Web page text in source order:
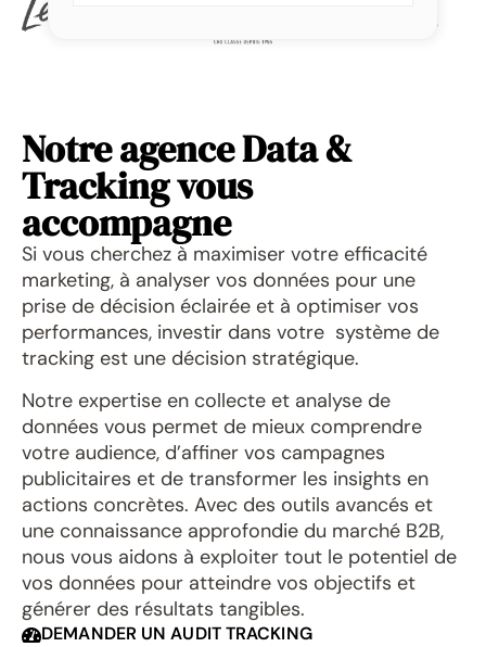
Notre agence Data &
Tracking vous
accompagne
Si vous cherchez à maximiser votre efficacité
marketing, à analyser vos données pour une
prise de décision éclairée et à optimiser vos
performances, investir dans votre système de
tracking est une décision stratégique.
Notre expertise en collecte et analyse de
données vous permet de mieux comprendre
votre audience, d’affiner vos campagnes
publicitaires et de transformer les insights en
actions concrètes. Avec des outils avancés et
une connaissance approfondie du marché B2B,
nous vous aidons à exploiter tout le potentiel de
vos données pour atteindre vos objectifs et
générer des résultats tangibles.
DEMANDER UN AUDIT TRACKING